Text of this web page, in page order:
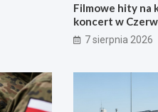
Filmowe hity na
koncert w
7 sierpnia 2026